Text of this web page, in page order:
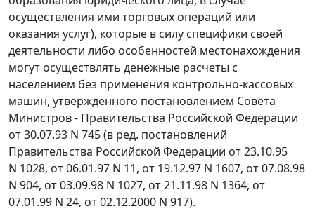
осуществления ими торговых операций или
оказания услуг), которые в силу специфики своей
деятельности либо особенностей местонахождения
могут осуществлять денежные расчеты с
населением без применения контрольно-кассовых
машин, утвержденного постановлением Совета
Министров - Правительства Российской Федерации
от 30.07.93 N 745 (в ред. постановлений
Правительства Российской Федерации от 23.10.95
N 1028, от 06.01.97 N 11, от 19.12.97 N 1607, от 07.08.98
N 904, от 03.09.98 N 1027, от 21.11.98 N 1364, от
07.01.99 N 24, от 02.12.2000 N 917).